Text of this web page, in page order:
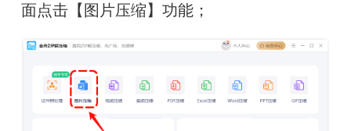
面点击【图片压缩】功能；